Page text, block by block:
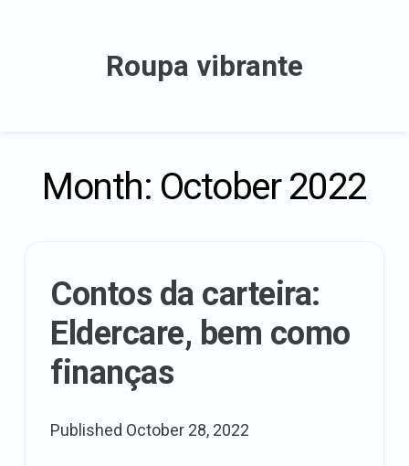
Roupa vibrante
Month: October 2022
Contos da carteira:
Eldercare, bem como
finanças
Published October 28, 2022